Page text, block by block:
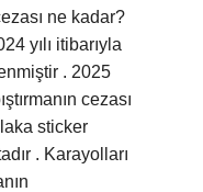
ne kadar?
yılı itibarıyla
. 2025
cezası
sticker
. Karayolları